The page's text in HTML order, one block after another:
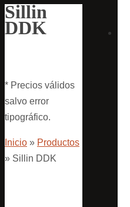
Sillin
DDK
* Precios válidos
salvo error
tipográfico.
Inicio » Productos
» Sillin DDK